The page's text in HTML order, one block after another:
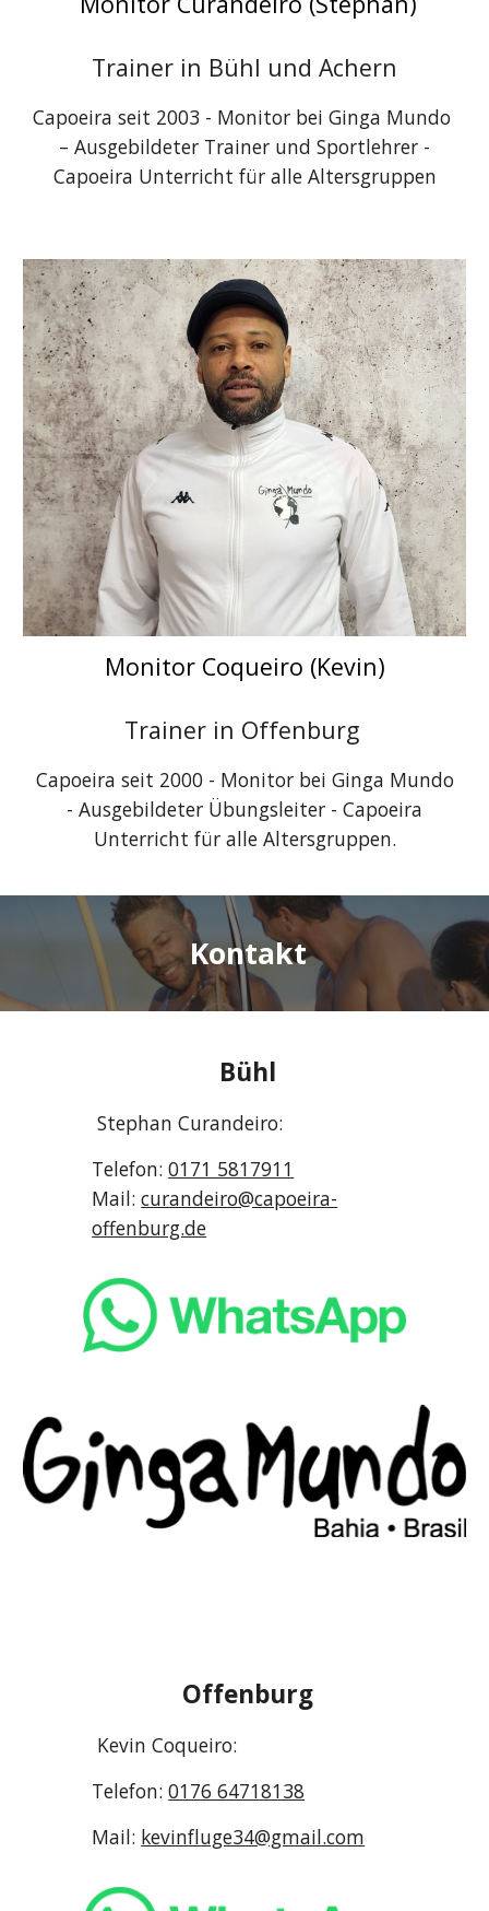
Trainer in Bühl und Achern
Capoeira seit 2003 - Monitor bei Ginga Mundo
– Ausgebildeter Trainer und Sportlehrer -
Capoeira Unterricht für alle Altersgruppen
Monitor Coqueiro (Kevin)
Trainer in Offenburg
Capoeira seit 2000 - Monitor bei Ginga Mundo
- Ausgebildeter Übungsleiter - Capoeira
Unterricht für alle Altersgruppen.
Kontakt
Bühl
Stephan Curandeiro:
Telefon:0171 5817911
Mail: curandeiro@capoeira-
offenburg.de
Offenburg
Kevin Coqueiro:
Telefon:0176 64718138
Mail: kevinfluge34@gmail.com